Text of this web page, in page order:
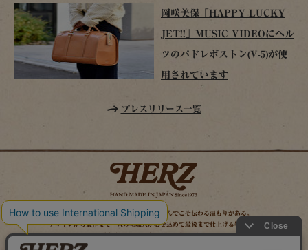
岡咲美保「HAPPY LUCKY
JET!!」MUSIC VIDEOにヘル
ツのパドレボストン(V-5)が使
用されています
プレスリリース一覧
時を経てこそ解る味わいがある。使い込んでこそ伝わる温もりがある。
デザインから製作まで一人の鞄職人が心を込めて最後まで仕上げる鞄作り。
それがヘルツのブランドスピリット。